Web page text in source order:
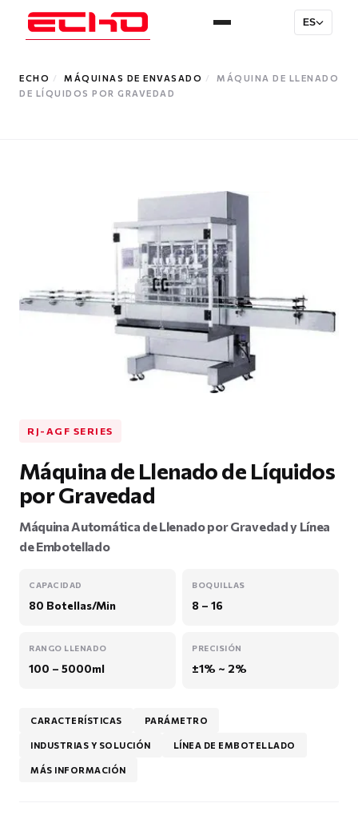
ES
ECHO / MÁQUINAS DE ENVASADO /
MÁQUINA DE LLENADO
DE LÍQUIDOS POR GRAVEDAD
RJ-AGF SERIES
Máquina de Llenado de Líquidos
por Gravedad
Máquina Automática de Llenado por Gravedad y Línea
de Embotellado
CAPACIDAD
80 Botellas/Min
BOQUILLAS
8 – 16
RANGO LLENADO
100 – 5000ml
PRECISIÓN
±1% ~ 2%
CARACTERÍSTICAS PARÁMETRO
INDUSTRIAS Y SOLUCIÓN LÍNEA DE EMBOTELLADO
MÁS INFORMACIÓN